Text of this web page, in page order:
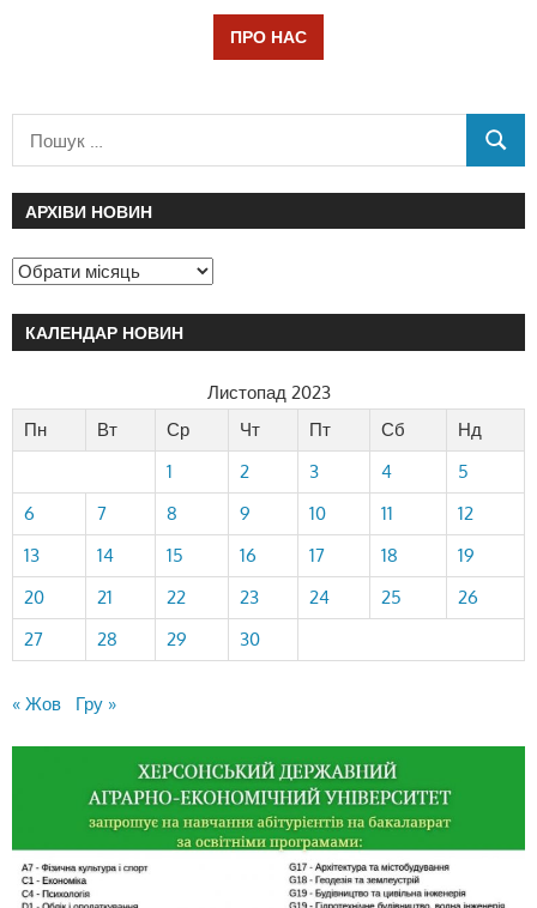
ПРО НАС
АРХІВИ НОВИН
КАЛЕНДАР НОВИН
Листопад 2023
Пн
Вт Ср Чт Пт Сб
Нд
1
2 3 4
5
6
7 8 9 10 11
12
13
14 15 16 17 18
19
20
21 22 23 24 25
26
27
28 29 30
« Жов Гру »